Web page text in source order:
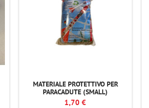
MATERIALE PROTETTIVO PER
PARACADUTE (SMALL)
1,70 €